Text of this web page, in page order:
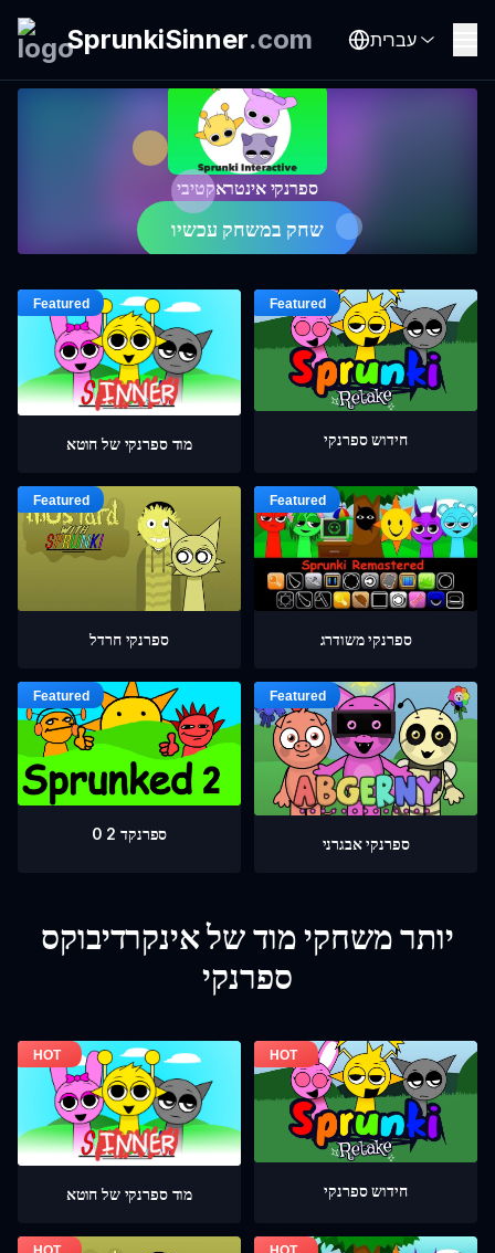
SprunkiSinner.com עברית
ספרנקי אינטראקטיבי
שחק במשחק עכשיו
מוד ספרנקי של חוטא חידוש ספרנקי
ספרנקי חרדל ספרנקי משודרג
ספרנקד 2 0
ספרנקי אבגרני
יותר משחקי מוד של אינקרדיבוקס
ספרנקי
מוד ספרנקי של חוטא חידוש ספרנקי